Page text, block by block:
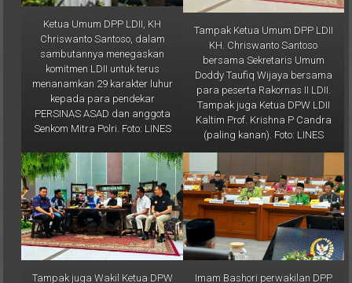
Ketua Umum DPP LDII, KH
Chriswanto Santoso, dalam
sambutannya menegaskan
komitmen LDII untuk terus
menanamkan 29 karakter luhur
kepada para pendekar
PERSINAS ASAD dan anggota
Senkom Mitra Polri. Foto: LINES
Tampak Ketua Umum DPP LDII
KH. Chriswanto Santoso
bersama Sekretaris Umum
Doddy Taufiq Wijaya bersama
para peserta Rakornas II LDII.
Tampak juga Ketua DPW LDII
Kaltim Prof. Krishna P Candra
(paling kanan). Foto: LINES
Tampak juga Wakil Ketua DPW
LDII Kaltim Imam Sujono Lutfi
Imam Bashori perwakilan DPP
LDII saat mengusulkan urusan